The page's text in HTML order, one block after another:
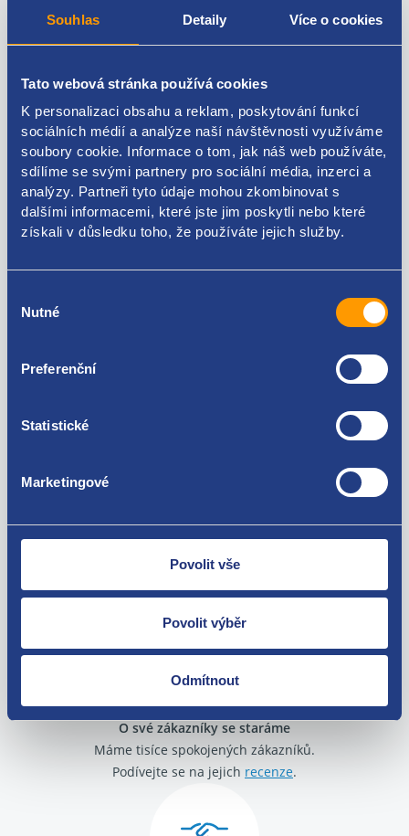
Souhlas Detaily Více o cookies
Tato webová stránka používá cookies
K personalizaci obsahu a reklam, poskytování funkcí
sociálních médií a analýze naší návštěvnosti využíváme
soubory cookie. Informace o tom, jak náš web používáte,
sdílíme se svými partnery pro sociální média, inzerci a
analýzy. Partneři tyto údaje mohou zkombinovat s
dalšími informacemi, které jste jim poskytli nebo které
získali v důsledku toho, že používáte jejich služby.
souhlasu
Nutné
Preferenční
Statistické
Marketingové
Povolit vše
Povolit výběr
Odmítnout
VAG originál: 3B0810773 3B0810773D 3B0810773A
Kódy produktu
3B0810773 3B0810773D 3B0810773A 3B0810773B
1K5959782 3B0959782
Škoda Octavia I 1996-2010
Volkswagen Passat B5 1996 - 2005
Nejste spokojeni? Vyřešíme to!
Zboží můžete vrátit do 60 dnů od
O své zákazníky se staráme
Máme tisíce spokojených zákazníků.
Podívejte se na jejich recenze.